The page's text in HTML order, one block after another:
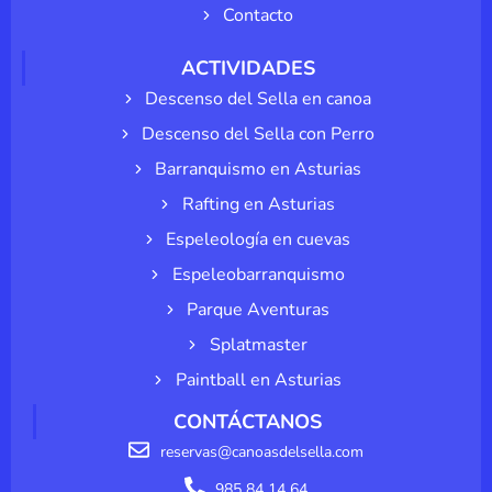
Contacto
ACTIVIDADES
Descenso del Sella en canoa
Descenso del Sella con Perro
Barranquismo en Asturias
Rafting en Asturias
Espeleología en cuevas
Espeleobarranquismo
Parque Aventuras
Splatmaster
Paintball en Asturias
CONTÁCTANOS
reservas@canoasdelsella.com